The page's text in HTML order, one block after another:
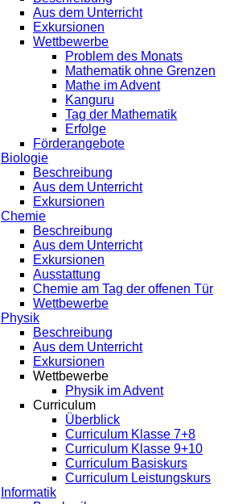
Aus dem Unterricht
Exkursionen
Wettbewerbe
Problem des Monats
Mathematik ohne Grenzen
Mathe im Advent
Kanguru
Tag der Mathematik
Erfolge
Förderangebote
Biologie
Beschreibung
Aus dem Unterricht
Exkursionen
Chemie
Beschreibung
Aus dem Unterricht
Exkursionen
Ausstattung
Chemie am Tag der offenen Tür
Wettbewerbe
Physik
Beschreibung
Aus dem Unterricht
Exkursionen
Wettbewerbe
Physik im Advent
Curriculum
Überblick
Curriculum Klasse 7+8
Curriculum Klasse 9+10
Curriculum Basiskurs
Curriculum Leistungskurs
Informatik